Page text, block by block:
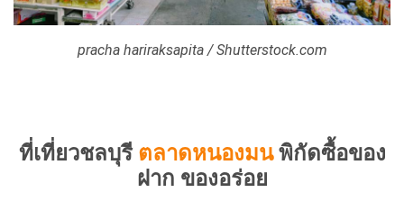
pracha hariraksapita / Shutterstock.com
ที่เที่ยวชลบุรี ตลาดหนองมนพิกัดซื้อของ
ฝาก ของอร่อย